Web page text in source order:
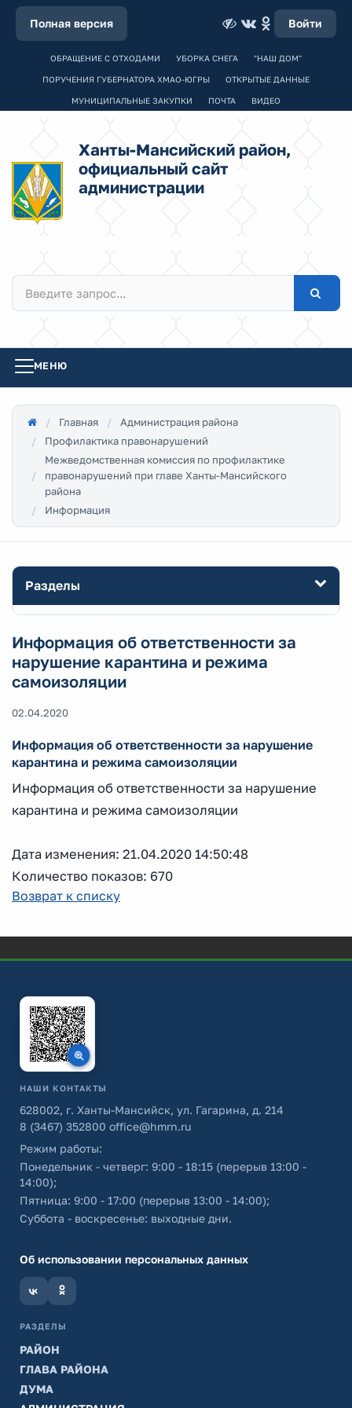
Полная версия Войти
ОБРАЩЕНИЕ С ОТХОДАМИ УБОРКА СНЕГА "НАШ ДОМ"
ПОРУЧЕНИЯ ГУБЕРНАТОРА ХМАО-ЮГРЫ ОТКРЫТЫЕ ДАННЫЕ
МУНИЦИПАЛЬНЫЕ ЗАКУПКИ ПОЧТА ВИДЕО
Ханты-Мансийский район,
официальный сайт
администрации
МЕНЮ
Главная
Администрация района
Профилактика правонарушений
Межведомственная комиссия по профилактике
правонарушений при главе Ханты-Мансийского
района
Информация
Разделы
Информация об ответственности за
нарушение карантина и режима
самоизоляции
02.04.2020
Информация об ответственности за нарушение
карантина и режима самоизоляции
Информация об ответственности за нарушение
карантина и режима самоизоляции
Дата изменения: 21.04.2020 14:50:48
Количество показов: 670
Возврат к списку
НАШИ КОНТАКТЫ
628002, г. Ханты-Мансийск, ул. Гагарина, д. 214
8 (3467) 352800 office@hmrn.ru
Режим работы:
Понедельник - четверг: 9:00 - 18:15 (перерыв 13:00 -
14:00);
Пятница: 9:00 - 17:00 (перерыв 13:00 - 14:00);
Суббота - воскресенье: выходные дни.
Об использовании персональных данных
РАЗДЕЛЫ
РАЙОН
ГЛАВА РАЙОНА
ДУМА